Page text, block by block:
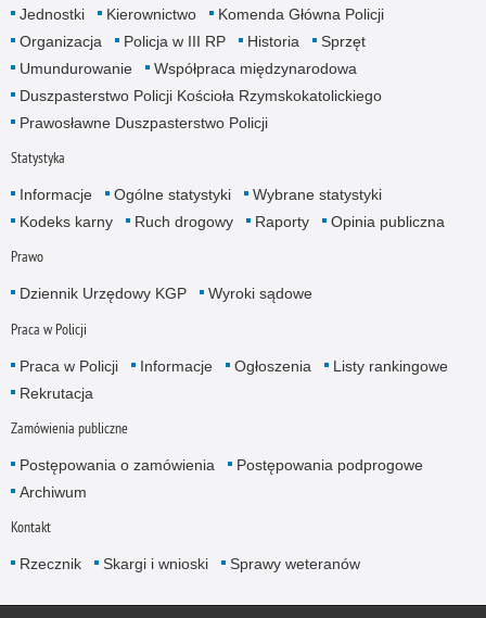
Jednostki Kierownictwo
Komenda Główna Policji
Organizacja
Policja w III RP Historia
Sprzęt
Umundurowanie
Współpraca międzynarodowa
Duszpasterstwo Policji Kościoła Rzymskokatolickiego
Prawosławne Duszpasterstwo Policji
Statystyka
Informacje Ogólne statystyki
Wybrane statystyki
Kodeks karny
Ruch drogowy Raporty Opinia publiczna
Prawo
Dziennik Urzędowy KGP Wyroki sądowe
Praca w Policji
Praca w Policji Informacje Ogłoszenia
Listy rankingowe
Rekrutacja
Zamówienia publiczne
Postępowania o zamówienia
Postępowania podprogowe
Archiwum
Kontakt
Rzecznik Skargi i wnioski Sprawy weteranów